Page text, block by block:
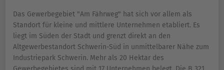
Das Gewerbegebiet "Am Fährweg" hat sich vor allem als
Standort für kleine und mittlere Unternehmen etabliert. Es
liegt im Süden der Stadt und grenzt direkt an den
Altgewerbestandort Schwerin-Süd in unmittelbarer Nähe zum
Industriepark Schwerin. Mehr als 20 Hektar des